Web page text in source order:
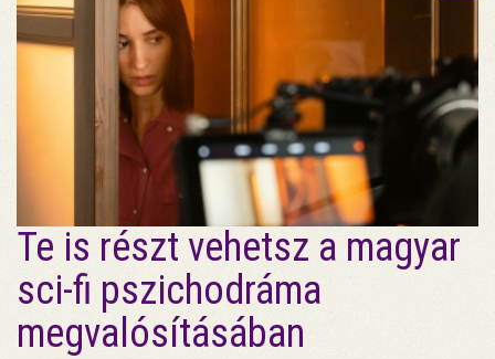
Te is részt vehetsz a magyar
sci-fi pszichodráma
megvalósításában